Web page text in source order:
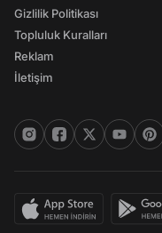
Gizlilik Politikası
Topluluk Kuralları
Reklam
İletişim